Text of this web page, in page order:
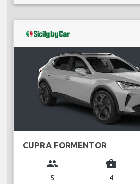
CUPRA FORMENTOR
group
5
business_center
4